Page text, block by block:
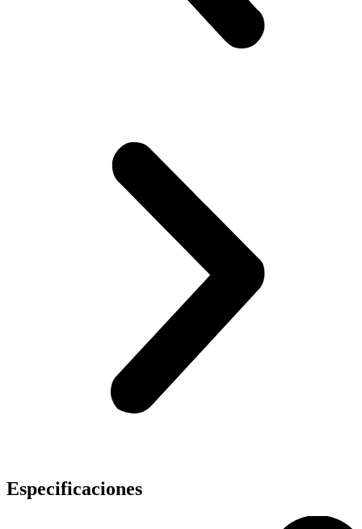
Especificaciones